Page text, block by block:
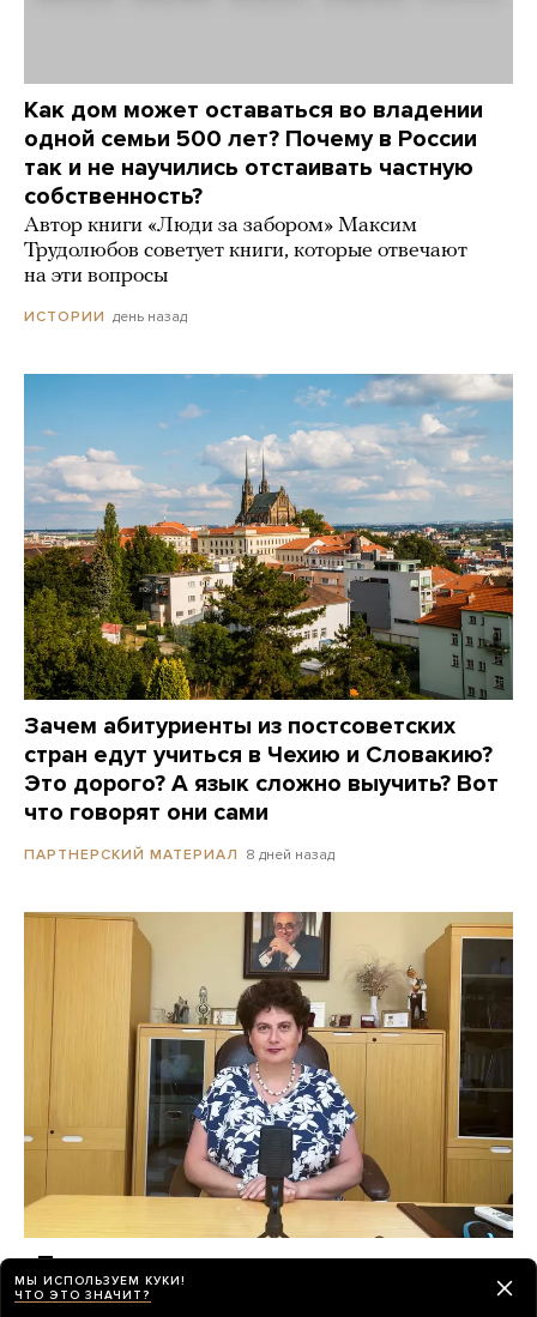
Как дом может оставаться во владении
одной семьи 500 лет? Почему в России
так и не научились отстаивать частную
собственность?
Автор книги «Люди за забором» Максим
Трудолюбов советует книги, которые отвечают
на эти вопросы
ИСТОРИИ день назад
Зачем абитуриенты из постсоветских
стран едут учиться в Чехию и Словакию?
Это дорого? А язык сложно выучить? Вот
что говорят они сами
ПАРТНЕРСКИЙ МАТЕРИАЛ 8 дней назад
«Психиатрия возвращается в темные
времена»
МЫ ИСПОЛЬЗУЕМ КУКИ!
ЧТО ЭТО ЗНАЧИТ?